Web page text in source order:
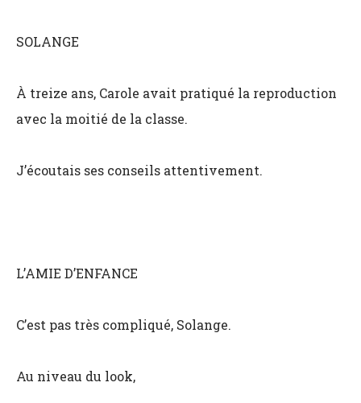
SOLANGE
À treize ans, Carole avait pratiqué la reproduction
avec la moitié de la classe.
J’écoutais ses conseils attentivement.
L’AMIE D’ENFANCE
C’est pas très compliqué, Solange.
Au niveau du look,